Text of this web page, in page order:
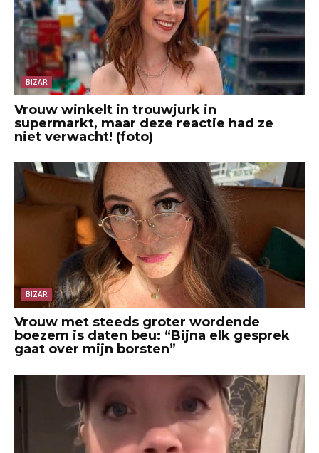
BIZAR
Vrouw winkelt in trouwjurk in
supermarkt, maar deze reactie had ze
niet verwacht! (foto)
BIZAR
Vrouw met steeds groter wordende
boezem is daten beu: “Bijna elk gesprek
gaat over mijn borsten”